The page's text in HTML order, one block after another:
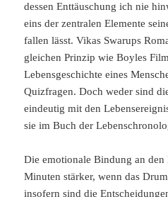
dessen Enttäuschung ich nie
eins der zentralen Elemente
fallen lässt. Vikas Swarups
gleichen Prinzip wie Boyles
Lebensgeschichte eines
Quizfragen. Doch weder sind
eindeutig mit den
sie im Buch der
Die emotionale Bindung an
Minuten stärker, wenn das
insofern sind die